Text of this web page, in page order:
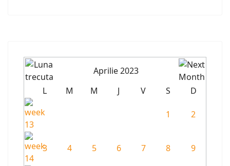
Aprilie 2023
L
M M J V S D
1 2
3 4 5 6 7 8 9